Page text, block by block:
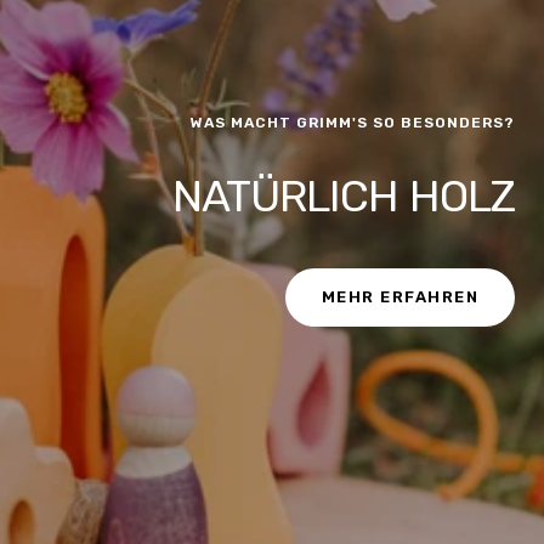
WAS MACHT GRIMM'S SO BESONDERS?
NATÜRLICH HOLZ
MEHR ERFAHREN